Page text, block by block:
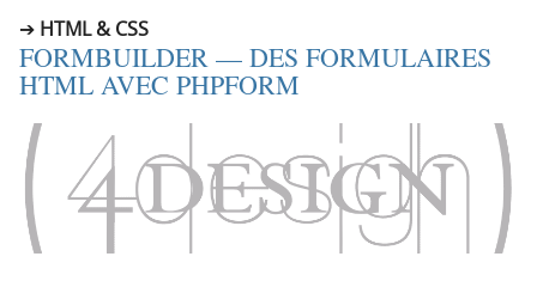
HTML & CSS
FORMBUILDER — DES FORMULAIRES
HTML AVEC PHPFORM